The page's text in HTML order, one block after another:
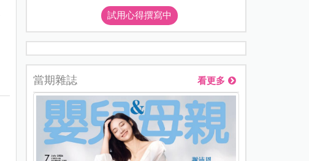
試用心得撰寫中
當期雜誌 看更多